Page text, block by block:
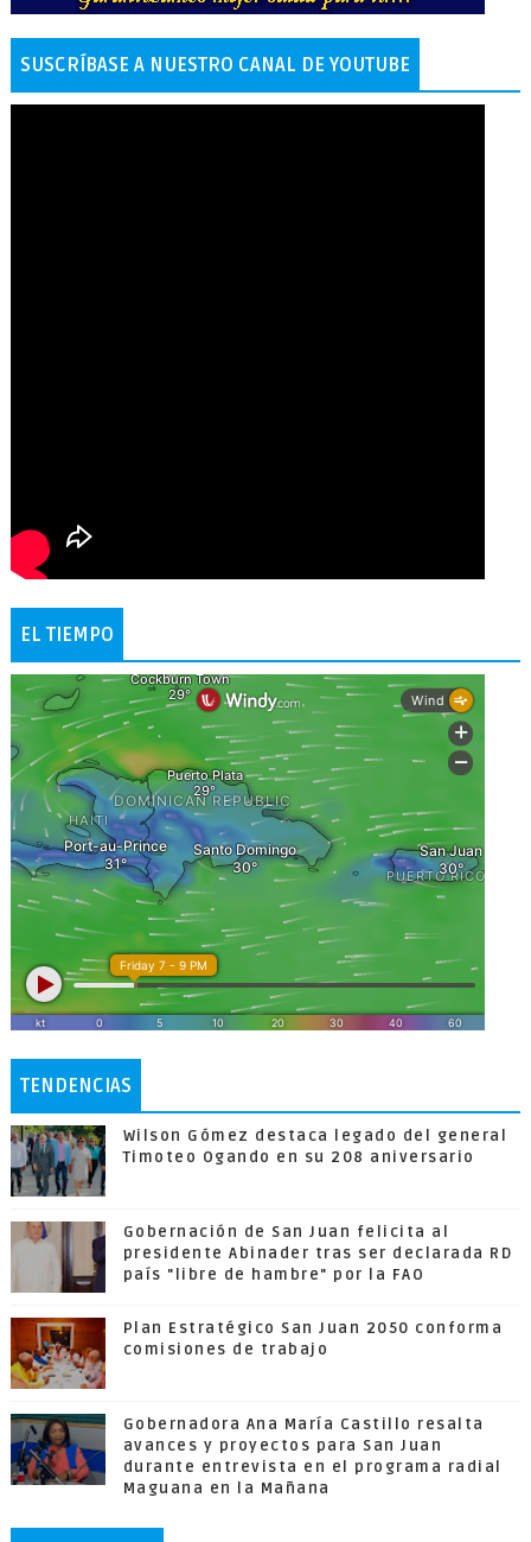
SUSCRÍBASE A NUESTRO CANAL DE YOUTUBE
EL TIEMPO
TENDENCIAS
Wilson Gómez destaca legado del general
Timoteo Ogando en su 208 aniversario
Gobernación de San Juan felicita al
presidente Abinader tras ser declarada RD
país "libre de hambre" por la FAO
Plan Estratégico San Juan 2050 conforma
comisiones de trabajo
Gobernadora Ana María Castillo resalta
avances y proyectos para San Juan
durante entrevista en el programa radial
Maguana en la Mañana